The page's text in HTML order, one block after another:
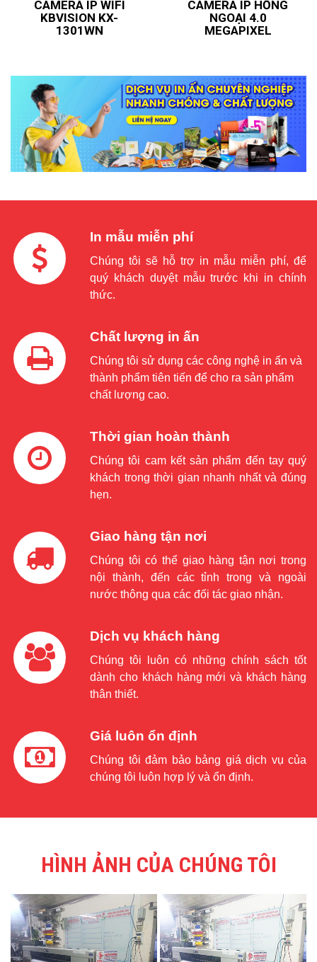
CAMERA IP WIFI
KBVISION KX-
1301WN
CAMERA IP HỒNG
NGOẠI 4.0
MEGAPIXEL
In mẫu miễn phí
Chúng tôi sẽ hỗ trợ in mẫu miễn phí, để
quý khách duyệt mẫu trước khi in chính
thức.
Chất lượng in ấn
Chúng tôi sử dụng các công nghệ in ấn và
thành phẩm tiên tiến để cho ra sản phẩm
chất lượng cao.
Thời gian hoàn thành
Chúng tôi cam kết sản phẩm đến tay quý
khách trong thời gian nhanh nhất và đúng
hẹn.
Giao hàng tận nơi
Chúng tôi có thể giao hàng tận nơi trong
nội thành, đến các tỉnh trong và ngoài
nước thông qua các đối tác giao nhận.
Dịch vụ khách hàng
Chúng tôi luôn có những chính sách tốt
dành cho khách hàng mới và khách hàng
thân thiết.
Giá luôn ổn định
Chúng tôi đảm bảo bảng giá dịch vụ của
chúng tôi luôn hợp lý và ổn định.
HÌNH ẢNH CỦA CHÚNG TÔI